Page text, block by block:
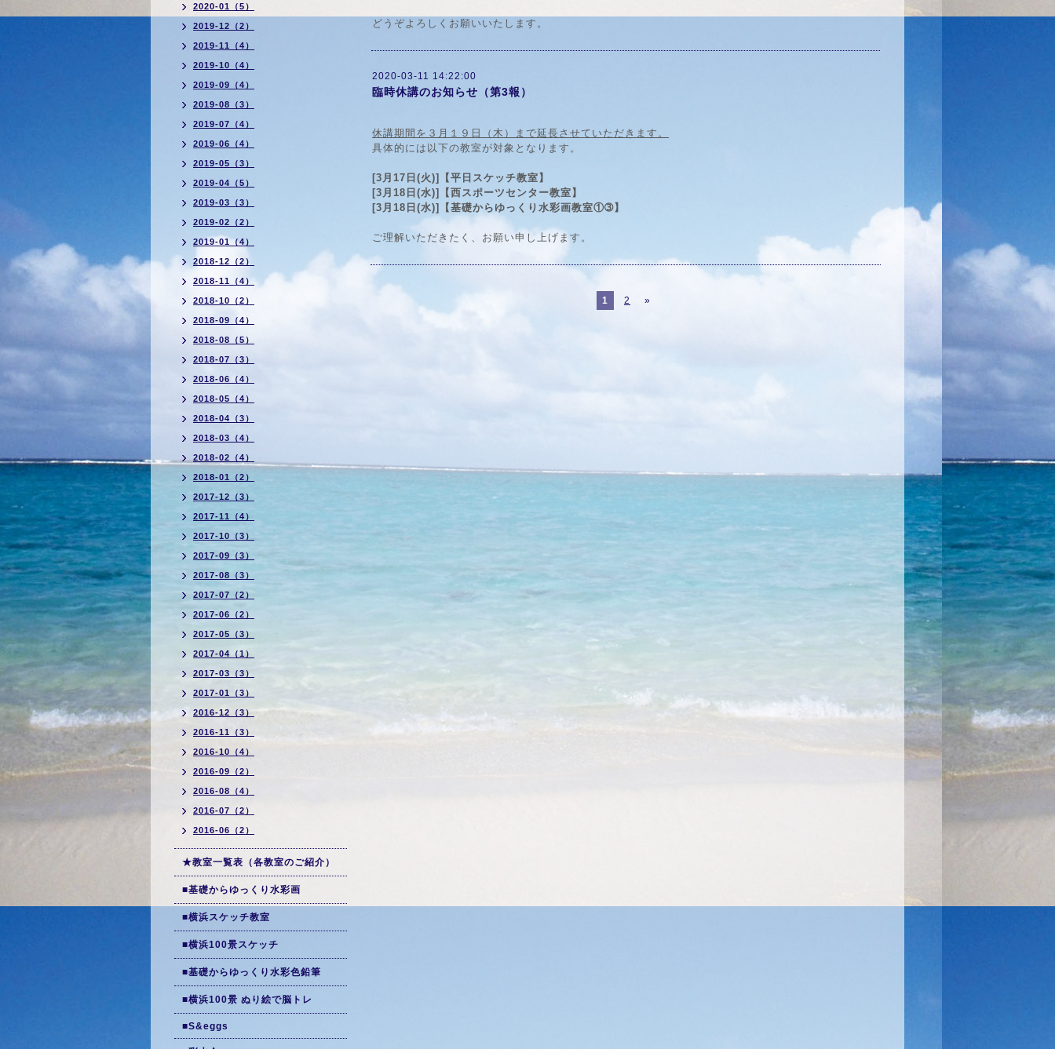
どうぞよろしくお願いいたします。
2020-03-11 14:22:00
臨時休講のお知らせ（第3報）
休講期間を３月１９日（木）まで延長させていただきます。
具体的には以下の教室が対象となります。
[3月17日(火)]【平日スケッチ教室】
[3月18日(水)]【西スポーツセンター教室】
[3月18日(水)]【基礎からゆっくり水彩画教室①➂】
ご理解いただきたく、お願い申し上げます。
1 2 »
2020-01（5）
2019-12（2）
2019-11（4）
2019-10（4）
2019-09（4）
2019-08（3）
2019-07（4）
2019-06（4）
2019-05（3）
2019-04（5）
2019-03（3）
2019-02（2）
2019-01（4）
2018-12（2）
2018-11（4）
2018-10（2）
2018-09（4）
2018-08（5）
2018-07（3）
2018-06（4）
2018-05（4）
2018-04（3）
2018-03（4）
2018-02（4）
2018-01（2）
2017-12（3）
2017-11（4）
2017-10（3）
2017-09（3）
2017-08（3）
2017-07（2）
2017-06（2）
2017-05（3）
2017-04（1）
2017-03（3）
2017-01（3）
2016-12（3）
2016-11（3）
2016-10（4）
2016-09（2）
2016-08（4）
2016-07（2）
2016-06（2）
★教室一覧表（各教室のご紹介）
■基礎からゆっくり水彩画
■横浜スケッチ教室
■横浜100景スケッチ
■基礎からゆっくり水彩色鉛筆
■横浜100景 ぬり絵で脳トレ
■S&eggs